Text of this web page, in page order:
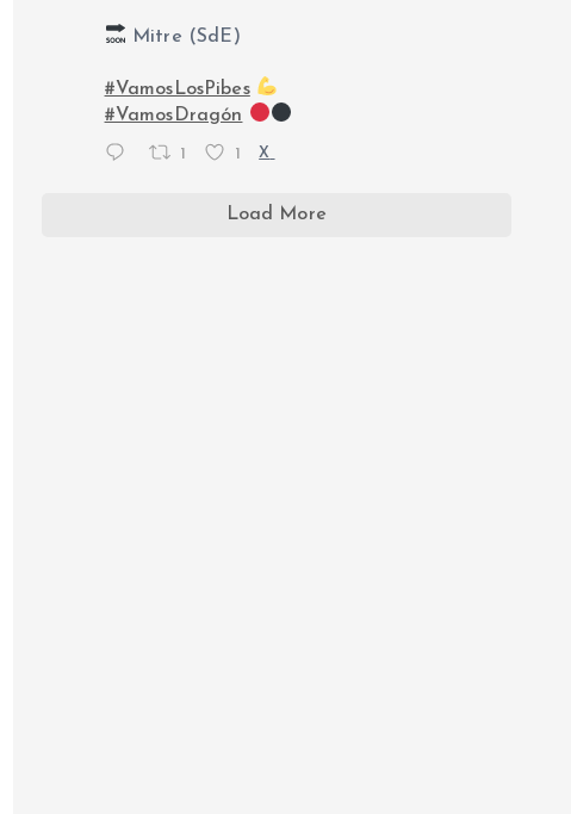
Mitre (SdE)
#VamosLosPibes
#VamosDragón
1 1 X
Load More